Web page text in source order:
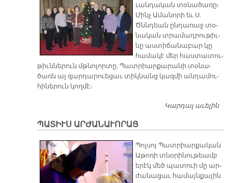
ւան­դա­կան տօ­նա­ծա­ռը։
Մինչ Ա­մա­նո­րի եւ Ս.
Ծննդեան ըն­դա­ռաջ տօ­
նա­կան տրա­մադ­րու­թիւ­
նը աս­տի­ճա­նա­բար կը
հա­մա­կէ մեր հաս­տա­տու­
թիւն­նե­րուն մթնո­լոր­տը, Պատ­րիար­քա­րա­նի տօ­նա­
ծառն ալ զար­դա­րուե­ցաւ տիկ­նանց կազ­մի ան­դա­մու­
հի­նե­րուն կող­մէ։
Կարդալ աւելին
ՊԱՏԻՒՍ ԱՐԺԱՆԱՒՈՐԱՑ
Պոլ­սոյ Պատ­րիար­քա­կան
Ա­թո­ռի տնօ­րի­նու­թեամբ
ե­րէկ մեծ պա­տուի մը ար­
ժա­նա­ցաւ հա­մայն­քա­յին